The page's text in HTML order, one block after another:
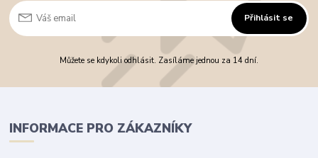
Přihlásit se
Můžete se kdykoli odhlásit. Zasíláme jednou za 14 dní.
INFORMACE PRO ZÁKAZNÍKY